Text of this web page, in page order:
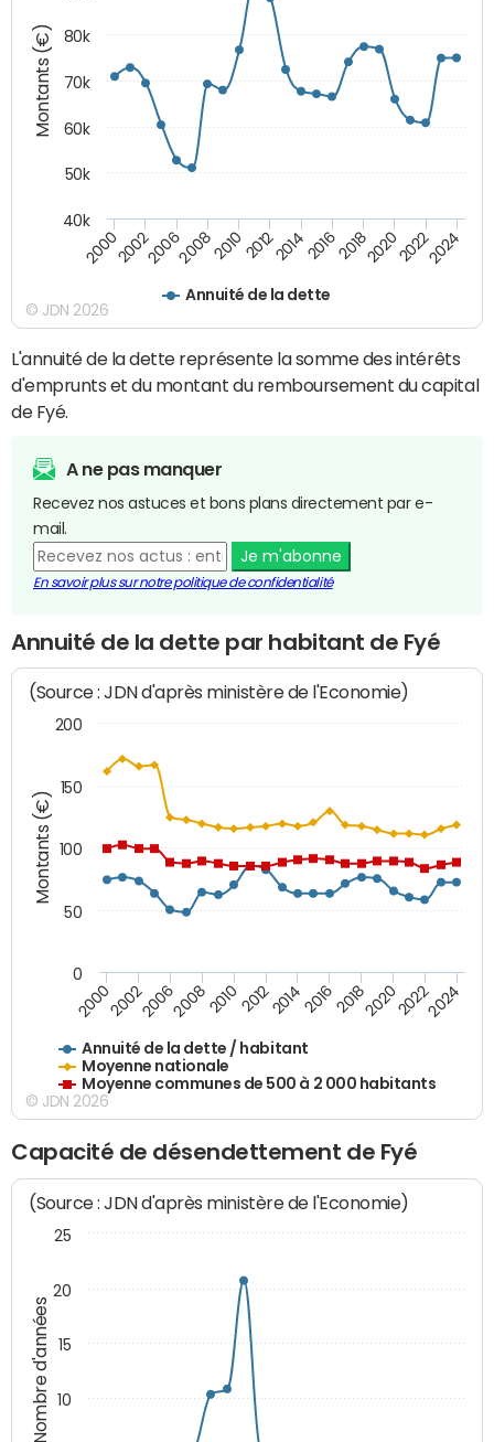
Montants (€)
Annuité de la dette
200020022006200820102012201420162018202020222024
40k
50k
60k
70k
80k
© JDN 2026
L'annuité de la dette représente la somme des intérêts
d'emprunts et du montant du remboursement du capital
de Fyé.
A ne pas manquer
Recevez nos astuces et bons plans directement par e-
mail.
Je m'abonne
En savoir plus sur notre politique de confidentialité
Annuité de la dette par habitant de Fyé
Montants (€)
(Source : JDN d'après ministère de l'Economie)
Annuité de la dette / habitant
Moyenne nationale
Moyenne communes de 500 à 2 000 habitants
200020022006200820102012201420162018202020222024
0
50
100
150
200
© JDN 2026
Capacité de désendettement de Fyé
Nombre d'années
(Source : JDN d'après ministère de l'Economie)
10
15
20
25